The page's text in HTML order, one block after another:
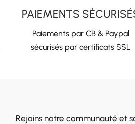
PAIEMENTS
Paiements par CB & Paypal
sécurisés par certificats SSL
Rejoins notre communauté et